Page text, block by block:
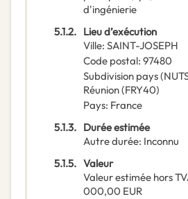
d'ingénierie
5.1.2. Lieu d’exécution
Ville: SAINT-JOSEPH
Code postal: 97480
Subdivision pays
Réunion(FRY40)
Pays: France
5.1.3. Durée estimée
Autre durée: Inconnu
5.1.5. Valeur
Valeur estimée hors
000,00 EUR